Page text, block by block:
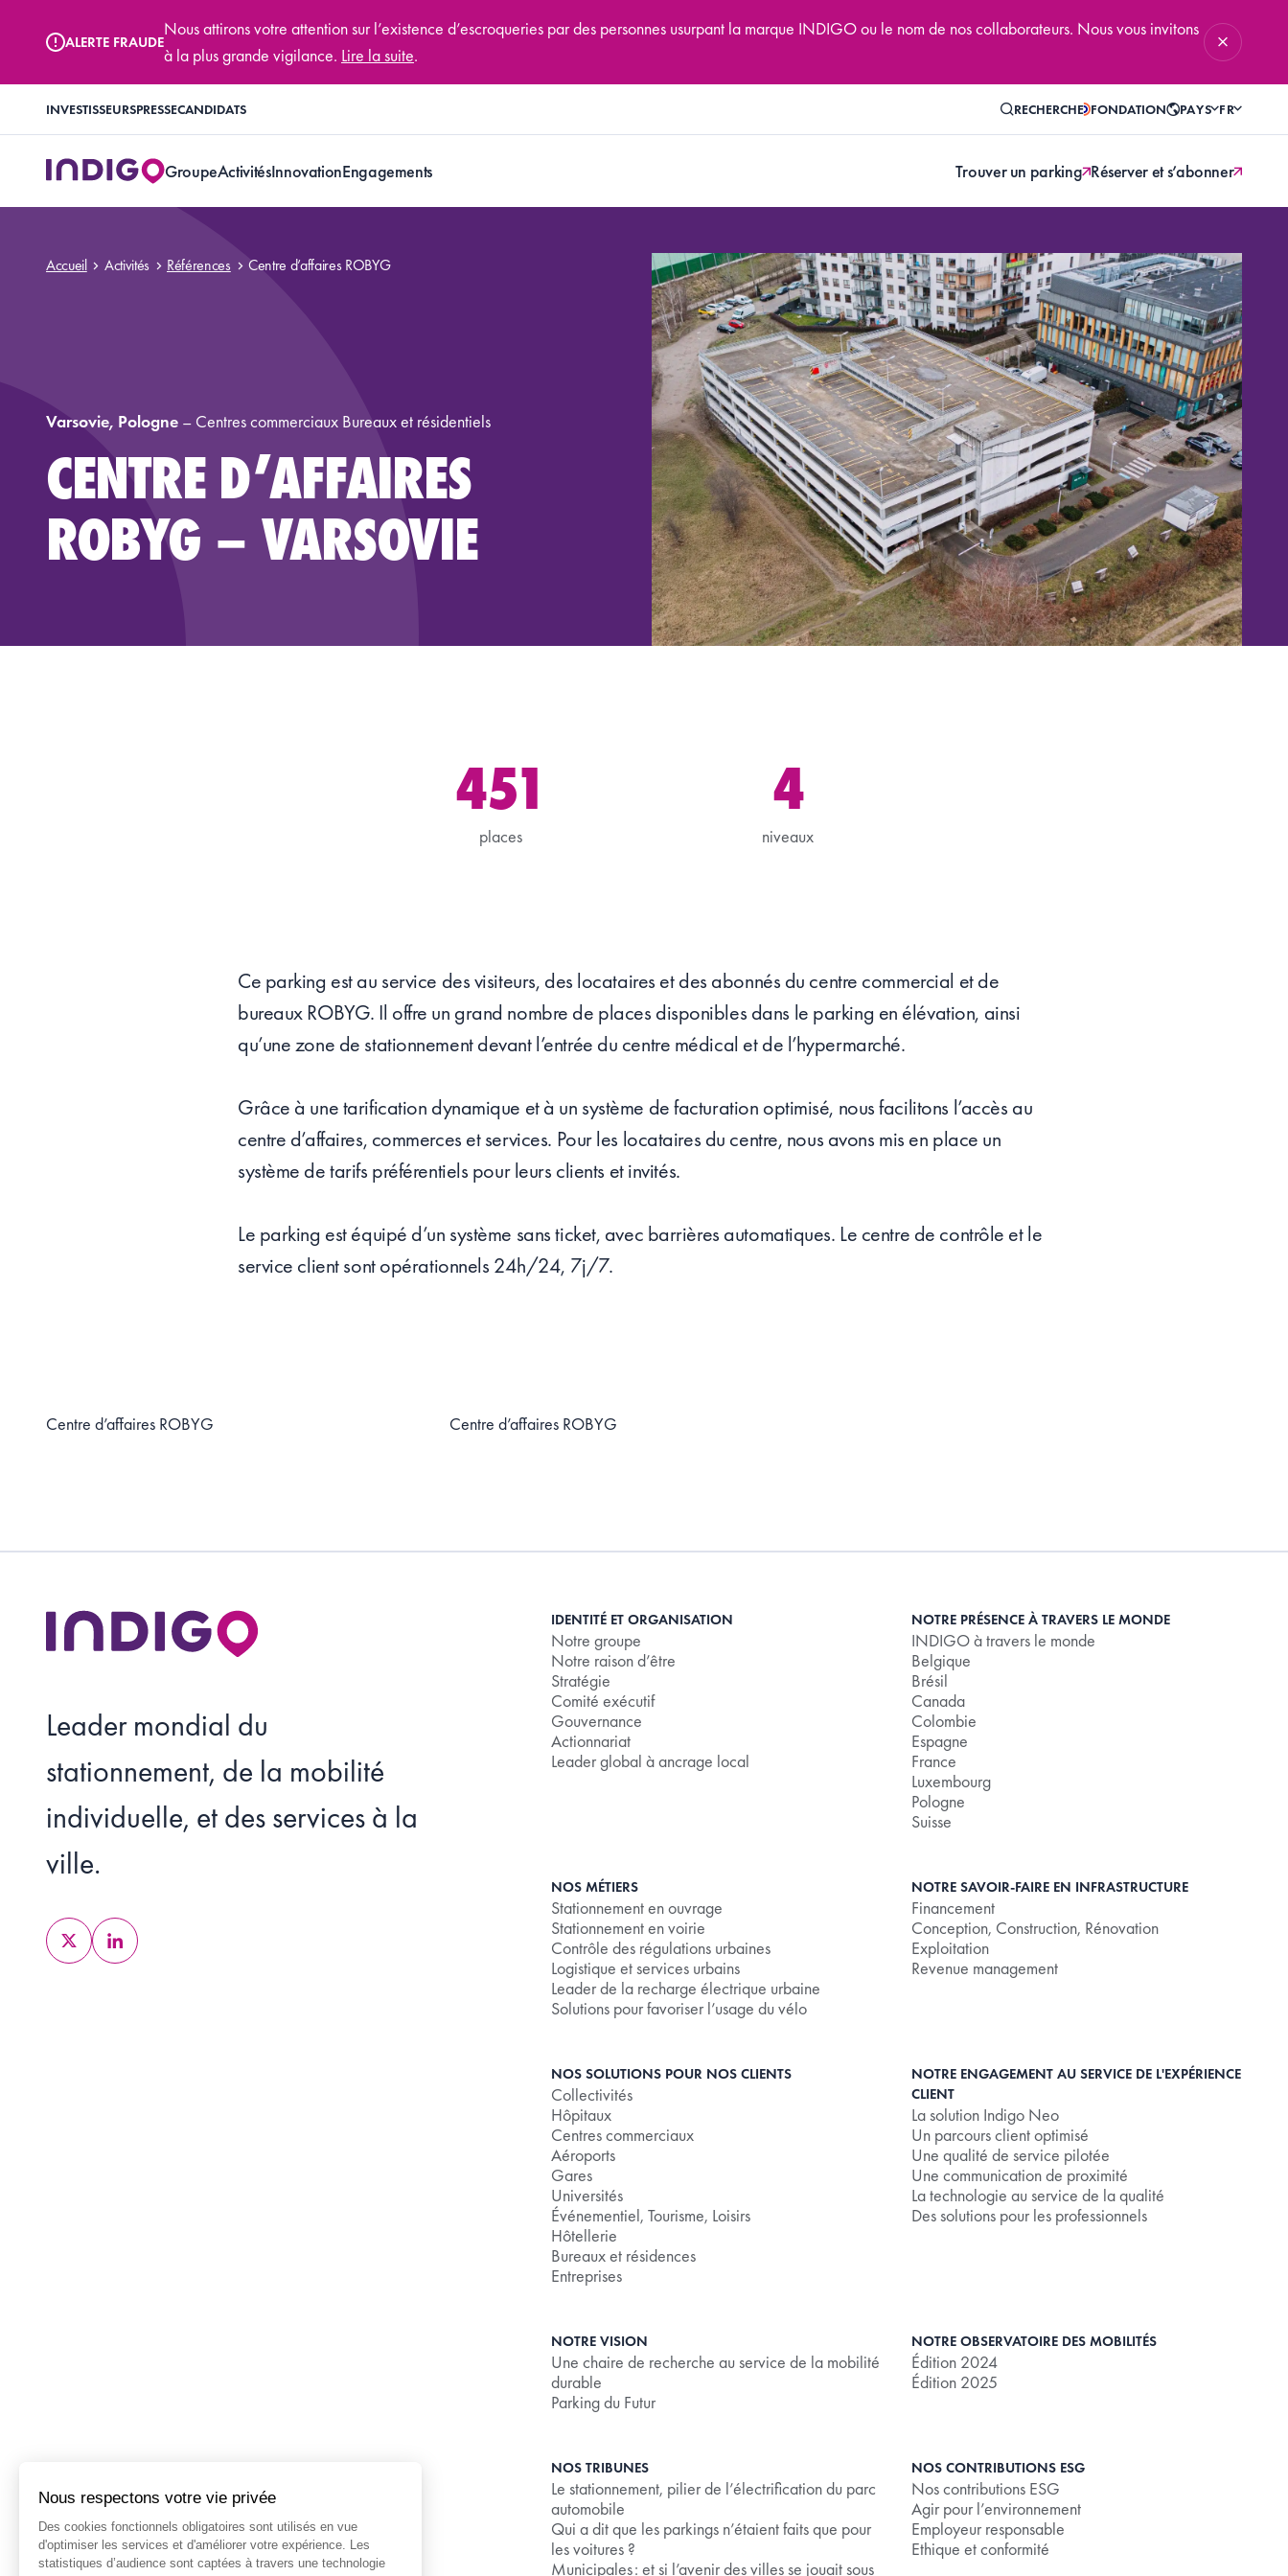
ALERTE FRAUDE
Nous attirons votre attention sur l’existence d’escroqueries par des personnes usurpant la marque INDIGO ou le nom de nos collaborateurs. Nous vous invitons
à la plus grande vigilance. Lire la suite.
INVESTISSEURSPRESSECANDIDATS RECHERCHE FONDATION PAYS FR
GroupeActivitésInnovationEngagements Trouver un parking Réserver et s’abonner
Accueil Activités Références Centre d’affaires ROBYG
Varsovie, Pologne – Centres commerciaux Bureaux et résidentiels
CENTRE D’AFFAIRES
ROBYG – VARSOVIE
451
places
4
niveaux
Ce parking est au service des visiteurs, des locataires et des abonnés du centre commercial et de
bureaux ROBYG. Il offre un grand nombre de places disponibles dans le parking en élévation, ainsi
qu’une zone de stationnement devant l’entrée du centre médical et de l’hypermarché.
Grâce à une tarification dynamique et à un système de facturation optimisé, nous facilitons l’accès au
centre d’affaires, commerces et services. Pour les locataires du centre, nous avons mis en place un
système de tarifs préférentiels pour leurs clients et invités.
Le parking est équipé d’un système sans ticket, avec barrières automatiques. Le centre de contrôle et le
service client sont opérationnels 24h/24, 7j/7.
Centre d’affaires ROBYG Centre d’affaires ROBYG
Leader mondial du
stationnement, de la mobilité
individuelle, et des services à la
ville.
IDENTITÉ ET ORGANISATION
Notre groupe
Notre raison d’être
Stratégie
Comité exécutif
Gouvernance
Actionnariat
Leader global à ancrage local
NOTRE PRÉSENCE À TRAVERS LE MONDE
INDIGO à travers le monde
Belgique
Brésil
Canada
Colombie
Espagne
France
Luxembourg
Pologne
Suisse
NOS MÉTIERS
Stationnement en ouvrage
Stationnement en voirie
Contrôle des régulations urbaines
Logistique et services urbains
Leader de la recharge électrique urbaine
Solutions pour favoriser l’usage du vélo
NOTRE SAVOIR-FAIRE EN INFRASTRUCTURE
Financement
Conception, Construction, Rénovation
Exploitation
Revenue management
NOS SOLUTIONS POUR NOS CLIENTS
Collectivités
Hôpitaux
Centres commerciaux
Aéroports
Gares
Universités
Événementiel, Tourisme, Loisirs
Hôtellerie
Bureaux et résidences
Entreprises
NOTRE ENGAGEMENT AU SERVICE DE L'EXPÉRIENCE
CLIENT
La solution Indigo Neo
Un parcours client optimisé
Une qualité de service pilotée
Une communication de proximité
La technologie au service de la qualité
Des solutions pour les professionnels
NOTRE VISION
Une chaire de recherche au service de la mobilité
durable
Parking du Futur
NOTRE OBSERVATOIRE DES MOBILITÉS
Édition 2024
Édition 2025
NOS TRIBUNES
Le stationnement, pilier de l’électrification du parc
automobile
Qui a dit que les parkings n’étaient faits que pour
les voitures ?
Municipales : et si l’avenir des villes se jouait sous
NOS CONTRIBUTIONS ESG
Nos contributions ESG
Agir pour l’environnement
Employeur responsable
Ethique et conformité
Nous respectons votre vie privée
Des cookies fonctionnels obligatoires sont utilisés en vue
d'optimiser les services et d'améliorer votre expérience. Les
statistiques d’audience sont captées à travers une technologie